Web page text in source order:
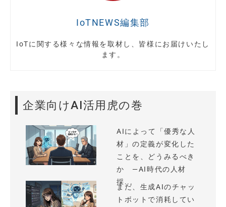
IoTNEWS編集部
IoTに関する様々な情報を取材し、皆様にお届けいたし
ます。
企業向けAI活用虎の巻
AIによって「優秀な人
材」の定義が変化した
ことを、どうみるべき
か —AI時代の人材
採...
まだ、生成AIのチャッ
トボットで消耗してい